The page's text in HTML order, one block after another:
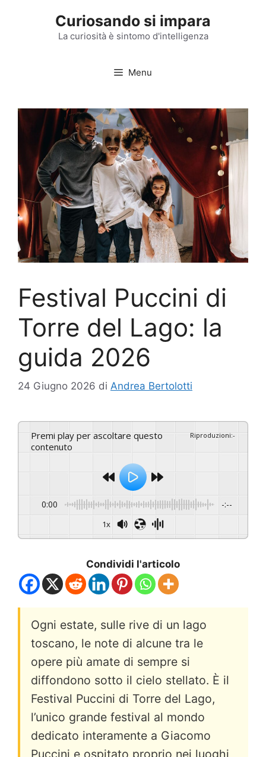
Curiosando si impara
La curiosità è sintomo d'intelligenza
Menu
Festival Puccini di
Torre del Lago: la
guida 2026
24 Giugno 2026 di Andrea Bertolotti
Premi play per ascoltare questo
contenuto
Riproduzioni:-
0:00 -:--
1x
Condividi l'articolo
Ogni estate, sulle rive di un lago
toscano, le note di alcune tra le
opere più amate di sempre si
diffondono sotto il cielo stellato. È il
Festival Puccini di Torre del Lago,
l’unico grande festival al mondo
dedicato interamente a Giacomo
Puccini e ospitato proprio nei luoghi